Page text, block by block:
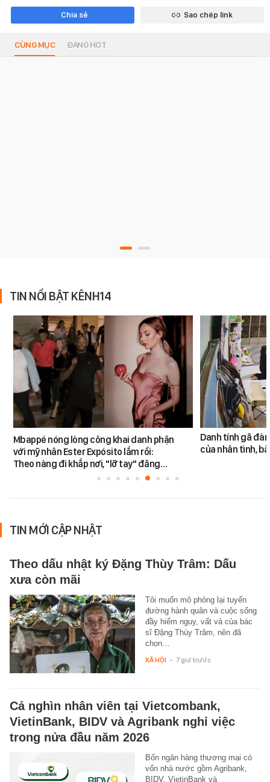
Chia sẻ Sao chép link
CÙNG MỤC ĐANG HOT
TIN NỔI BẬT KÊNH14
Mbappé nóng lòng công khai danh phận
với mỹ nhân Ester Expósito lắm rồi:
Theo nàng đi khắp nơi, "lỡ tay" đăng…
Danh tính gã
của nhân tình,
TIN MỚI CẬP NHẬT
Theo dấu nhật ký Đặng Thùy Trâm: Dấu
xưa còn mãi
Tôi muốn mô phỏng lại tuyến
đường hành quân và cuộc sống
đầy hiểm nguy, vất vả của bác
sĩ Đặng Thùy Trâm, nên đã
chọn…
XÃ HỘI - 7 giờ trước
Cả nghìn nhân viên tại Vietcombank,
VietinBank, BIDV và Agribank nghỉ việc
trong nửa đầu năm 2026
Bốn ngân hàng thương mại có
vốn nhà nước gồm Agribank,
BIDV, VietinBank và